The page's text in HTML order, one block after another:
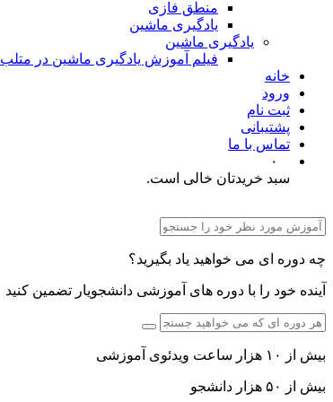
منطق فازی
یادگیری ماشین
یادگیری ماشین
فیلم آموزش یادگیری ماشین در متلب
خانه
ورود
ثبت نام
پشتیبانی
تماس با ما
۰
سبد خریدتان خالی است.
چه دوره ای می خواهید یاد بگیرید؟
آینده خود را با دوره های آموزشی دانشجویار تضمین کنید
بیش از ۱۰ هزار ساعت ویدئوی آموزشی
بیش از ۵۰ هزار دانشجو